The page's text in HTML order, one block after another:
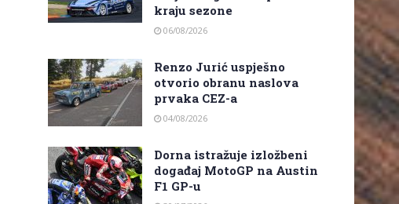
kraju sezone
06/08/2026
Renzo Jurić uspješno
otvorio obranu naslova
prvaka CEZ-a
04/08/2026
Dorna istražuje izložbeni
događaj MotoGP na Austin
F1 GP-u